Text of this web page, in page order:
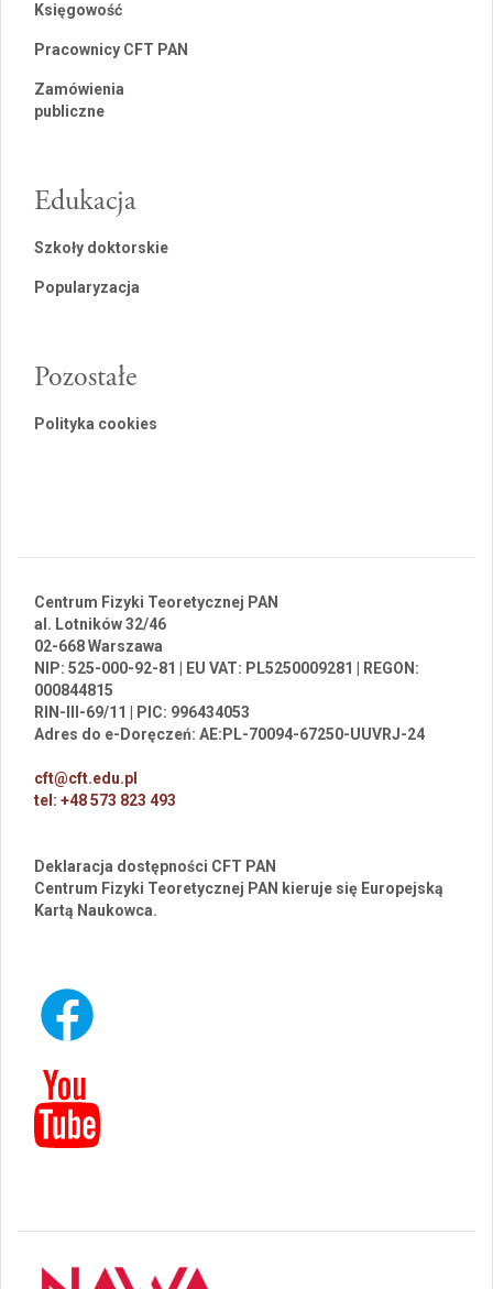
Księgowość
Pracownicy CFT PAN
Zamówienia
publiczne
Edukacja
Szkoły doktorskie
Popularyzacja
Pozostałe
Polityka cookies
Centrum Fizyki Teoretycznej PAN
al. Lotników 32/46
02-668 Warszawa
NIP: 525-000-92-81 | EU VAT: PL5250009281 | REGON:
000844815
RIN-III-69/11 | PIC: 996434053
Adres do e-Doręczeń: AE:PL-70094-67250-UUVRJ-24
cft@cft.edu.pl
tel: +48 573 823 493
Deklaracja dostępności CFT PAN
Centrum Fizyki Teoretycznej PAN kieruje się Europejską
Kartą Naukowca.